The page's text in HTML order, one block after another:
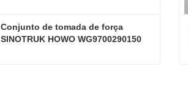
Conjunto de tomada de força
SINOTRUK HOWO WG9700290150